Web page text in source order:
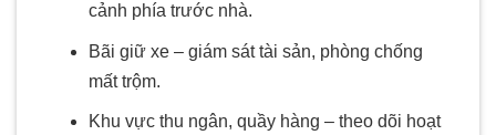
cảnh phía trước nhà.
Bãi giữ xe – giám sát tài sản, phòng chống
mất trộm.
Khu vực thu ngân, quầy hàng – theo dõi hoạt